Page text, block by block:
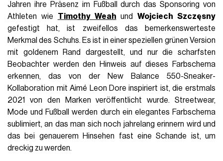
Jahren ihre Präsenz im Fußball durch das Sponsoring von
Athleten wie Timothy Weah undWojciech Szczęsny
gefestigt hat, ist zweifellos das bemerkenswerteste
Merkmal des Schuhs. Es ist in einer speziellen grünen Version
mit goldenem Rand dargestellt, und nur die scharfsten
Beobachter werden den Hinweis auf dieses Farbschema
erkennen, das von der New Balance 550-Sneaker-
Kollaboration mit Aimé Leon Dore inspiriert ist, die erstmals
2021 von den Marken veröffentlicht wurde. Streetwear,
Mode und Fußball werden durch ein elegantes Farbschema
sublimiert, an das man sich noch jahrelang erinnern wird und
das bei genauerem Hinsehen fast eine Schande ist, um
dreckig zu werden.